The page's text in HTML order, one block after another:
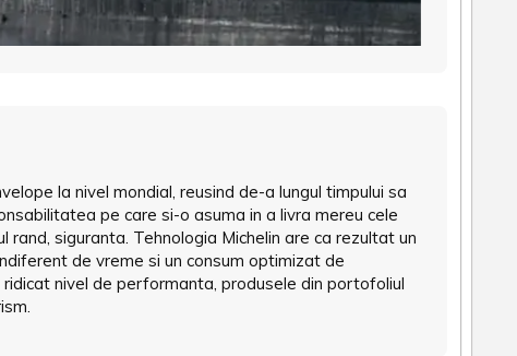
la nivel mondial, reusind de-a lungul timpului sa
pe care si-o asuma in a livra mereu cele
siguranta. Tehnologia Michelin are ca rezultat un
de vreme si un consum optimizat de
nivel de performanta, produsele din portofoliul